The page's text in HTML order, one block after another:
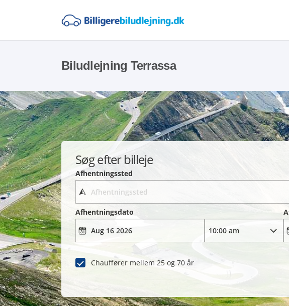
Biludlejning Terrassa
Søg efter billeje
Afhentningssted
Afhentningsdato
Chauffører mellem 25 og 70 år